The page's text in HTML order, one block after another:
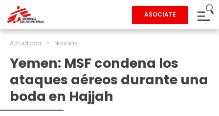
ASOCIATE
Actualidad > Noticias
Yemen: MSF condena los
ataques aéreos durante una
boda en Hajjah